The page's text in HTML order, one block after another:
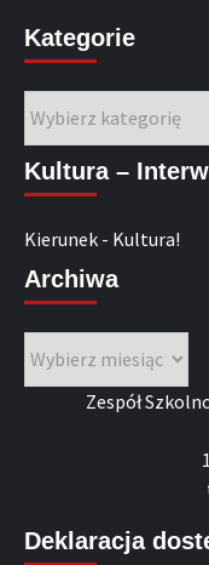
Kategorie
Kultura –
Kierunek - Kultura!
Archiwa
Zespół
Deklaracja